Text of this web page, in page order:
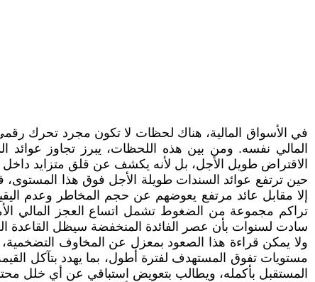
في الأسواق المالية، هناك لحظات لا تكون مجرد تحرك
الاقتراض طويل الأجل، بل لأنه يكشف عن قلق متزايد داخل
حين ترتفع عوائد السندات طويلة الأجل فوق هذا المستوى،
إلا مقابل عائد مرتفع يعوضهم عن حجم المخاطر وعدم
تراكم مجموعة من الضغوط تشمل اتساع العجز المالي
سادت لسنوات بأن عصر الفائدة المنخفضة سيظل القاعدة
ولا يمكن قراءة هذا الصعود بمعزل عن المخاوف التضخمية،
مستويات تفوق المستهدف لفترة أطول، بما يهدد بتآكل
المستقبل بأكمله، ويطالب بتعويض استباقي عن أي خلل